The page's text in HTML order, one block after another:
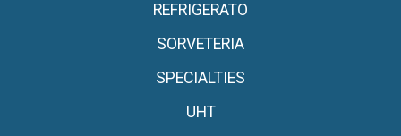
REFRIGERATO
SORVETERIA
SPECIALTIES
UHT